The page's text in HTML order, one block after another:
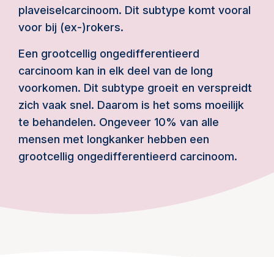
plaveiselcarcinoom. Dit subtype komt vooral
voor bij (ex-)rokers.
Een grootcellig ongedifferentieerd
carcinoom kan in elk deel van de long
voorkomen. Dit subtype groeit en verspreidt
zich vaak snel. Daarom is het soms moeilijk
te behandelen. Ongeveer 10% van alle
mensen met longkanker hebben een
grootcellig ongedifferentieerd carcinoom.